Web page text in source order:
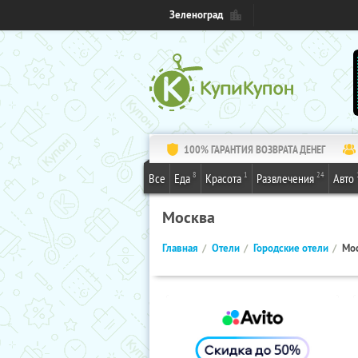
Зеленоград
100% ГАРАНТИЯ ВОЗВРАТА ДЕНЕГ
Все Еда 8 Красота 1 Развлечения 24 Авто
Москва
Главная Отели Городские отели